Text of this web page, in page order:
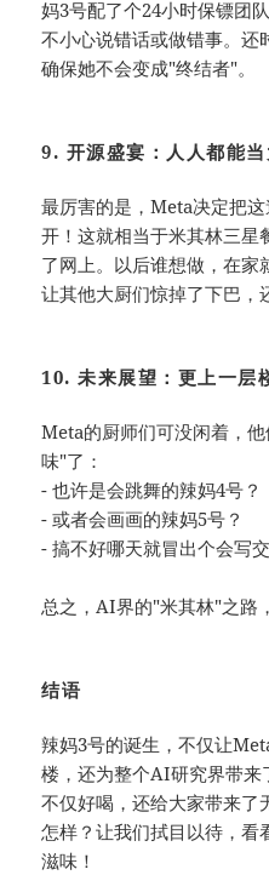
妈3号配了个24小时保镖团
不小心说错话或做错事。还
确保她不会变成"终结者"。
9. 开源盛宴：人人都能当
最厉害的是，Meta决定把
开！这就相当于米其林三星
了网上。以后谁想做，在家
让其他大厨们惊掉了下巴，
10. 未来展望：更上一层
Meta的厨师们可没闲着，
味"了：
- 也许是会跳舞的辣妈4号？
- 或者会画画的辣妈5号？
- 搞不好哪天就冒出个会写
总之，AI界的"米其林"之路
结语
辣妈3号的诞生，不仅让
楼，还为整个AI研究界带来
不仅好喝，还给大家带来
怎样？让我们拭目以待，看
滋味！